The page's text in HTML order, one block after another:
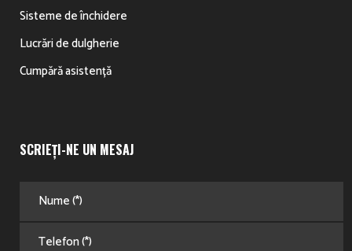
Sisteme de închidere
Lucrări de dulgherie
Cumpără asistență
SCRIEȚI-NE UN MESAJ